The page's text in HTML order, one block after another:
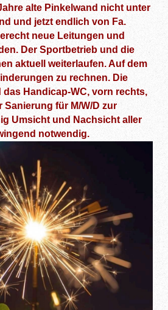
alte Pinkelwand nicht unter
und jetzt endlich von Fa.
neue Leitungen und
Der Sportbetrieb und die
aktuell weiterlaufen. Auf dem
zu rechnen. Die
das Handicap-WC, vorn rechts,
Sanierung für M/W/D zur
Umsicht und Nachsicht aller
notwendig.